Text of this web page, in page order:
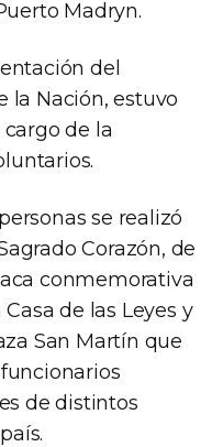
Madryn.
del
la Nación, estuvo
cargo de la
se realizó
Corazón, de
conmemorativa
de las Leyes y
San Martín que
de distintos